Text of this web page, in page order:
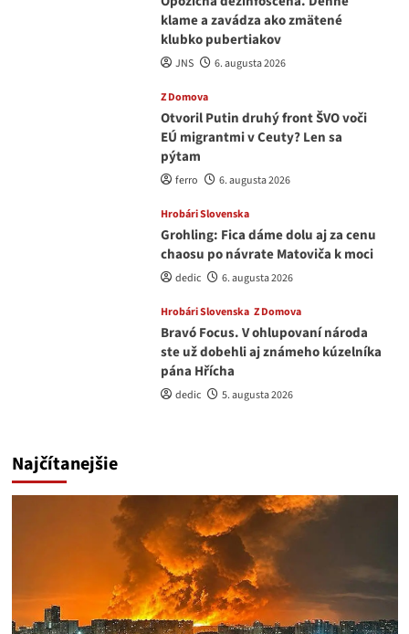
klame a zavádza ako zmätené
klubko pubertiakov
JNS 6. augusta 2026
Z Domova
Otvoril Putin druhý front ŠVO voči
EÚ migrantmi v Ceuty? Len sa
pýtam
ferro 6. augusta 2026
Hrobári Slovenska
Grohling: Fica dáme dolu aj za cenu
chaosu po návrate Matoviča k moci
dedic 6. augusta 2026
Hrobári Slovenska Z Domova
Bravó Focus. V ohlupovaní národa
ste už dobehli aj známeho kúzelníka
pána Hřícha
dedic 5. augusta 2026
Najčítanejšie